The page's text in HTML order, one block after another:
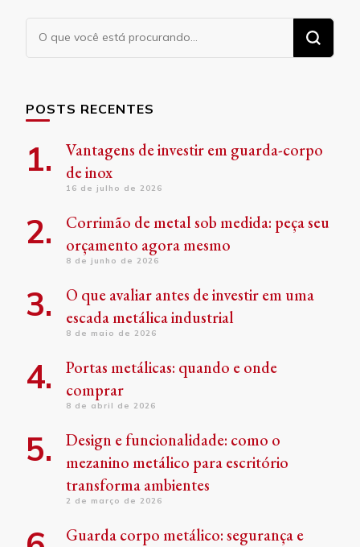
Procurando
algo?
POSTS RECENTES
Vantagens de investir em guarda-corpo
de inox
16 de julho de 2026
Corrimão de metal sob medida: peça seu
orçamento agora mesmo
8 de junho de 2026
O que avaliar antes de investir em uma
escada metálica industrial
8 de maio de 2026
Portas metálicas: quando e onde
comprar
8 de abril de 2026
Design e funcionalidade: como o
mezanino metálico para escritório
transforma ambientes
2 de março de 2026
Guarda corpo metálico: segurança e